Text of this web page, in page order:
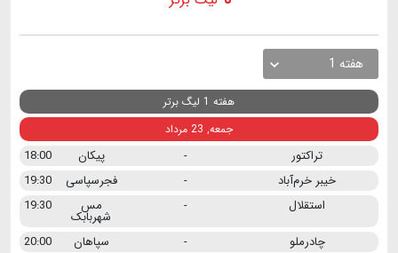
هفته 1
هفته 1 لیگ برتر
جمعه, 23 مرداد
تراکتور - پیکان
18:00
خیبر خرم‌آباد
- فجرسپاسی
19:30
استقلال
- مس
شهربابک
19:30
چادرملو
- سپاهان
20:00